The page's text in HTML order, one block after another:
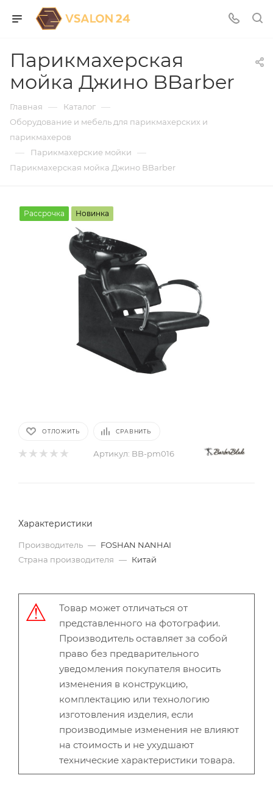
Парикмахерская
мойка Джино BBarber
Главная — Каталог —
Оборудование и мебель для парикмахерских и
парикмахеров
— Парикмахерские мойки —
Парикмахерская мойка Джино BBarber
Рассрочка Новинка
ОТЛОЖИТЬ СРАВНИТЬ
Артикул: BB-pm016
Характеристики
Производитель — FOSHAN NANHAI
Страна производителя — Китай
Товар может отличаться от
представленного на фотографии.
Производитель оставляет за собой
право без предварительного
уведомления покупателя вносить
изменения в конструкцию,
комплектацию или технологию
изготовления изделия, если
производимые изменения не влияют
на стоимость и не ухудшают
технические характеристики товара.